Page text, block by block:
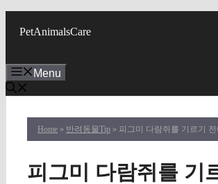
PetAnimalsCare
Menu
Home » 반려동물Tip » 피그미 다람쥐를 기르기 전에 필
피그미 다람쥐를 기